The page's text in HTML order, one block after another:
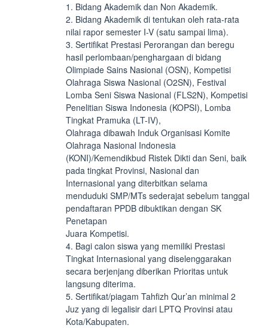
1. Bidang Akademik dan Non Akademik.
2. Bidang Akademik di tentukan oleh rata-rata
nilai rapor semester I-V (satu sampai lima).
3. Sertifikat Prestasi Perorangan dan beregu
hasil perlombaan/penghargaan di bidang
Olimpiade Sains Nasional (OSN), Kompetisi
Olahraga Siswa Nasional (O2SN), Festival
Lomba Seni Siswa Nasional (FLS2N), Kompetisi
Penelitian Siswa Indonesia (KOPSI), Lomba
Tingkat Pramuka (LT-IV),
Olahraga dibawah Induk Organisasi Komite
Olahraga Nasional Indonesia
(KONI)/Kemendikbud Ristek Dikti dan Seni, baik
pada tingkat Provinsi, Nasional dan
Internasional yang diterbitkan selama
menduduki SMP/MTs sederajat sebelum tanggal
pendaftaran PPDB dibuktikan dengan SK
Penetapan
Juara Kompetisi.
4. Bagi calon siswa yang memiliki Prestasi
Tingkat Internasional yang diselenggarakan
secara berjenjang diberikan Prioritas untuk
langsung diterima.
5. Sertifikat/piagam Tahfizh Qur’an minimal 2
Juz yang di legalisir dari LPTQ Provinsi atau
Kota/Kabupaten.